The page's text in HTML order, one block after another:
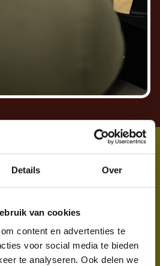
Details Over
van cookies
content en advertenties te
voor social media te bieden
te analyseren. Ook delen we
KOFFIE VAN DE
DAAR DOEN WE GRAAG IETS
VOOR TERUG
zijn 100% Rainforest Alliance of 100%